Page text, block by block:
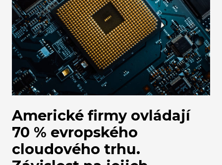
Americké firmy ovládají
70 % evropského
cloudového trhu.